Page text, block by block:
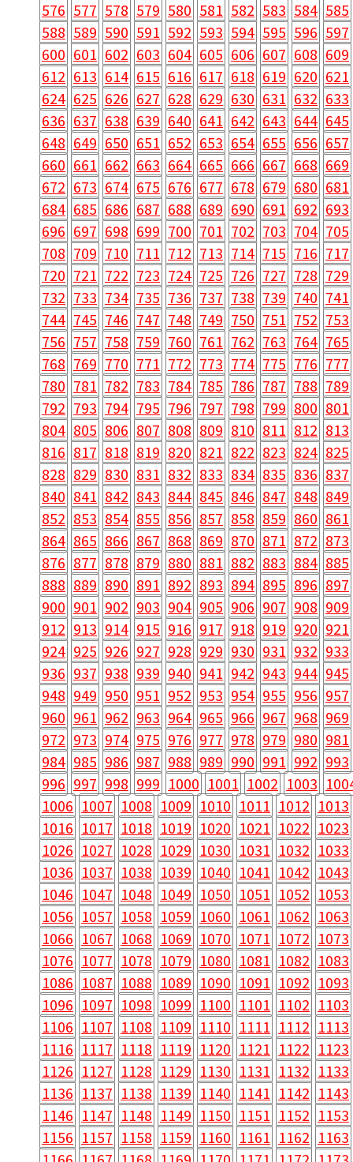
576 577 578 579 580 581 582 583 584 585
588 589 590 591 592 593 594 595 596 597
600 601 602 603 604 605 606 607 608 609
612 613 614 615 616 617 618 619 620 621
624 625 626 627 628 629 630 631 632 633
636 637 638 639 640 641 642 643 644 645
648 649 650 651 652 653 654 655 656 657
660 661 662 663 664 665 666 667 668 669
672 673 674 675 676 677 678 679 680 681
684 685 686 687 688 689 690 691 692 693
696 697 698 699 700 701 702 703 704 705
708 709 710 711 712 713 714 715 716 717
720 721 722 723 724 725 726 727 728 729
732 733 734 735 736 737 738 739 740 741
744 745 746 747 748 749 750 751 752 753
756 757 758 759 760 761 762 763 764 765
768 769 770 771 772 773 774 775 776 777
780 781 782 783 784 785 786 787 788 789
792 793 794 795 796 797 798 799 800 801
804 805 806 807 808 809 810 811 812 813
816 817 818 819 820 821 822 823 824 825
828 829 830 831 832 833 834 835 836 837
840 841 842 843 844 845 846 847 848 849
852 853 854 855 856 857 858 859 860 861
864 865 866 867 868 869 870 871 872 873
876 877 878 879 880 881 882 883 884 885
888 889 890 891 892 893 894 895 896 897
900 901 902 903 904 905 906 907 908 909
912 913 914 915 916 917 918 919 920 921
924 925 926 927 928 929 930 931 932 933
936 937 938 939 940 941 942 943 944 945
948 949 950 951 952 953 954 955 956 957
960 961 962 963 964 965 966 967 968 969
972 973 974 975 976 977 978 979 980 981
984 985 986 987 988 989 990 991 992 993
996 997 998 999 1000 1001 1002 1003
1006 1007 1008 1009 1010 1011 1012 1013
1016 1017 1018 1019 1020 1021 1022 1023
1026 1027 1028 1029 1030 1031 1032 1033
1036 1037 1038 1039 1040 1041 1042 1043
1046 1047 1048 1049 1050 1051 1052 1053
1056 1057 1058 1059 1060 1061 1062 1063
1066 1067 1068 1069 1070 1071 1072 1073
1076 1077 1078 1079 1080 1081 1082 1083
1086 1087 1088 1089 1090 1091 1092 1093
1096 1097 1098 1099 1100 1101 1102 1103
1106 1107 1108 1109 1110 1111 1112 1113
1116 1117 1118 1119 1120 1121 1122 1123
1126 1127 1128 1129 1130 1131 1132 1133
1136 1137 1138 1139 1140 1141 1142 1143
1146 1147 1148 1149 1150 1151 1152 1153
1156 1157 1158 1159 1160 1161 1162 1163